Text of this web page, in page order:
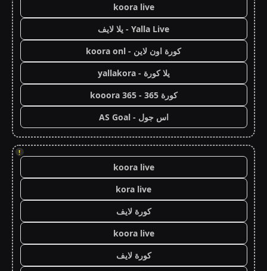
koora live
Yalla Live - يلا لايف
كورة اون لاين - koora onl
يلا كورة - yallakora
كورة 365 - kooora 365
اس جول - AS Goal
!
koora live
kora live
كورة لايف
koora live
كورة لايف